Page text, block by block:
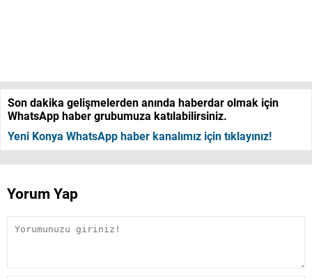
Son dakika gelişmelerden anında haberdar olmak için
WhatsApp haber grubumuza katılabilirsiniz.
Yeni Konya WhatsApp haber kanalımız için tıklayınız!
Yorum Yap